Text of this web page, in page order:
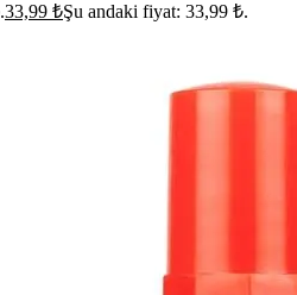
33,99 ₺Şu andaki fiyat: 33,99 ₺.